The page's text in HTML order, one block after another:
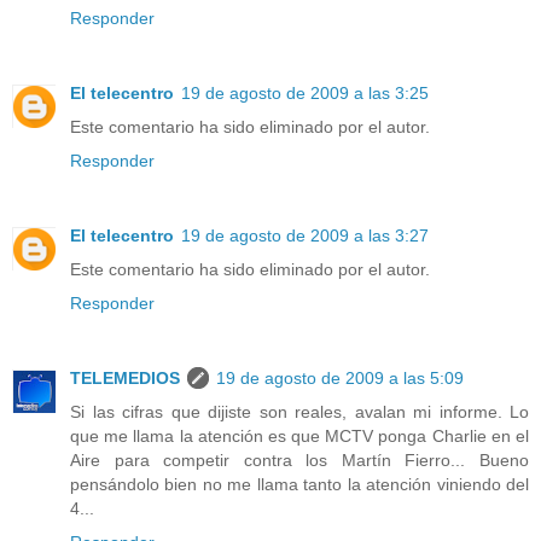
Responder
El telecentro 19 de agosto de 2009 a las 3:25
Este comentario ha sido eliminado por el autor.
Responder
El telecentro 19 de agosto de 2009 a las 3:27
Este comentario ha sido eliminado por el autor.
Responder
TELEMEDIOS
19 de agosto de 2009 a las 5:09
Si las cifras que dijiste son reales, avalan mi informe. Lo
que me llama la atención es que MCTV ponga Charlie en el
Aire para competir contra los Martín Fierro... Bueno
pensándolo bien no me llama tanto la atención viniendo del
4...